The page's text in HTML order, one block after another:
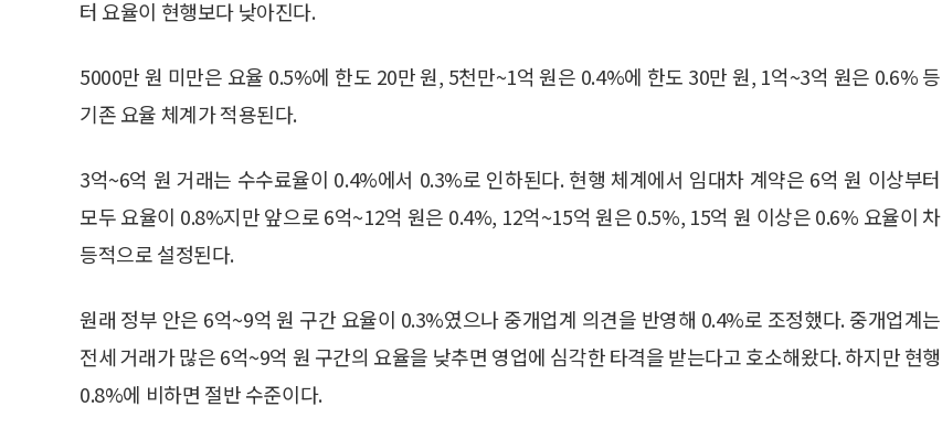
터 요율이 현행보다 낮아진다.
5000만 원 미만은 요율 0.5%에 한도 20만 원, 5천만~1억 원은 0.4%에 한도 30만 원, 1억~3억 원은 0.6% 등
기존 요율 체계가 적용된다.
3억~6억 원 거래는 수수료율이 0.4%에서 0.3%로 인하된다. 현행 체계에서 임대차 계약은 6억 원 이상부터
모두 요율이 0.8%지만 앞으로 6억~12억 원은 0.4%, 12억~15억 원은 0.5%, 15억 원 이상은 0.6% 요율이 차
등적으로 설정된다.
원래 정부 안은 6억~9억 원 구간 요율이 0.3%였으나 중개업계 의견을 반영해 0.4%로 조정했다. 중개업계는
전세 거래가 많은 6억~9억 원 구간의 요율을 낮추면 영업에 심각한 타격을 받는다고 호소해왔다. 하지만 현행
0.8%에 비하면 절반 수준이다.